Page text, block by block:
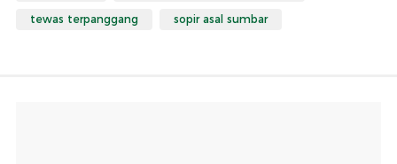
tewas terpanggang sopir asal sumbar